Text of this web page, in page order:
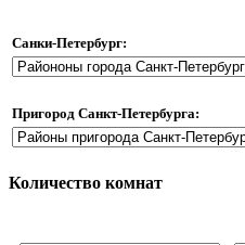
Санки-Петербург:
Пригород Санкт-Петербурга:
Количество комнат